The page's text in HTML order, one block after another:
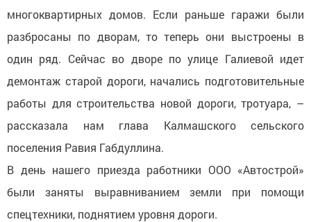
многоквартирных домов. Если раньше гаражи были
разбросаны по дворам, то теперь они выстроены в
один ряд. Сейчас во дворе по улице Галиевой идет
демонтаж старой дороги, начались подготовительные
работы для строительства новой дороги, тротуара, –
рассказала нам глава Калмашского сельского
поселения Равия Габдуллина.
В день нашего приезда работники ООО «Автострой»
были заняты выравниванием земли при помощи
спецтехники, поднятием уровня дороги.